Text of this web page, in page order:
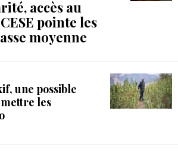
accès au
pointe les
moyenne
une possible
les